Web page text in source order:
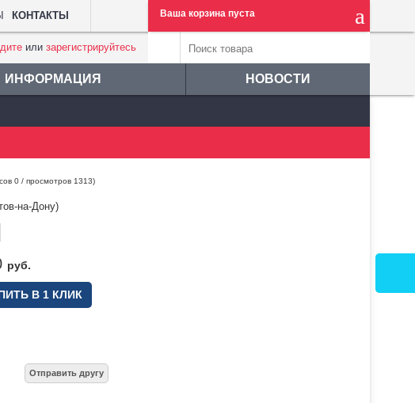
КОНТАКТЫ Ваша корзина пуста
или зарегистрируйтесь
ИНФОРМАЦИЯ НОВОСТИ
0 / просмотров 1313)
на-Дону)
руб.
В 1 КЛИК